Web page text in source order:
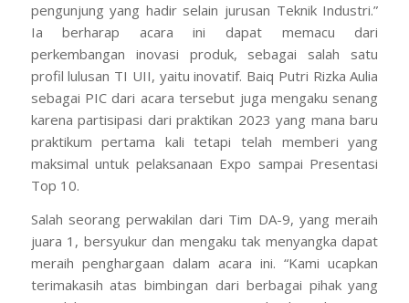
pengunjung yang hadir selain jurusan Teknik Industri.”
Ia berharap acara ini dapat memacu dari
perkembangan inovasi produk, sebagai salah satu
profil lulusan TI UII, yaitu inovatif. Baiq Putri Rizka Aulia
sebagai PIC dari acara tersebut juga mengaku senang
karena partisipasi dari praktikan 2023 yang mana baru
praktikum pertama kali tetapi telah memberi yang
maksimal untuk pelaksanaan Expo sampai Presentasi
Top 10.
Salah seorang perwakilan dari Tim DA-9, yang meraih
juara 1, bersyukur dan mengaku tak menyangka dapat
meraih penghargaan dalam acara ini. “Kami ucapkan
terimakasih atas bimbingan dari berbagai pihak yang